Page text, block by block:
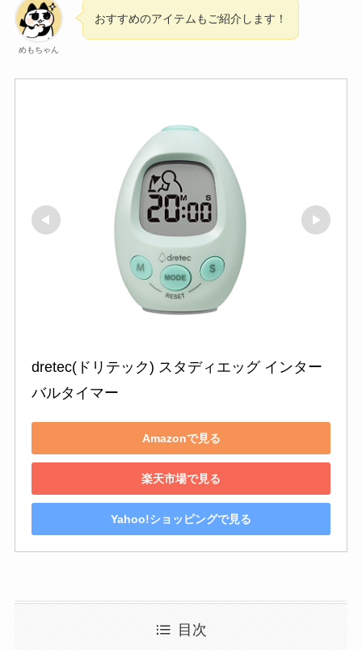
めもちゃん
おすすめのアイテムもご紹介します！
dretec(ドリテック) スタディエッグ インター
バルタイマー
Amazonで見る
楽天市場で見る
Yahoo!ショッピングで見る
目次